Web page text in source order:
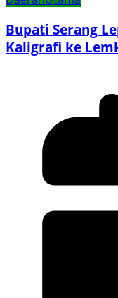
Bupati Serang
Kaligrafi ke